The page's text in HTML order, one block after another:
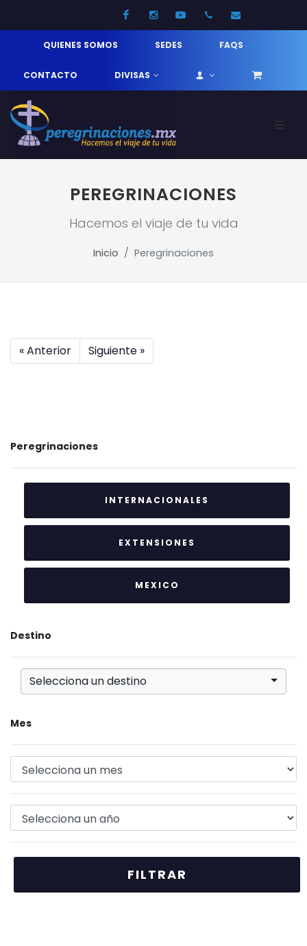
FacebookInstagramYoutube52 33 31210744
QUIENES SOMOS SEDES FAQS
CONTACTO DIVISAS
PEREGRINACIONES
Hacemos el viaje de tu vida
Inicio Peregrinaciones
« Anterior Siguiente »
Peregrinaciones
INTERNACIONALES
EXTENSIONES
MEXICO
Destino
Selecciona un destino
Mes